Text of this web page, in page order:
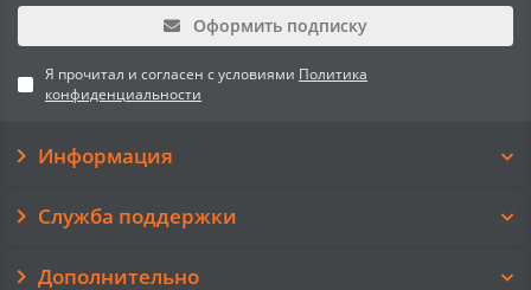
Оформить подписку
Я прочитал и согласен с условиями Политика
конфиденциальности
Информация
Служба поддержки
Дополнительно